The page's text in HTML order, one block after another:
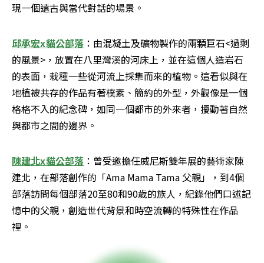
現一個遠古與當代對話的場景。
邱承宏x貓公部落 ：由混凝土及礦物製作的兩顆巨石<過剩
的風景>，放置在八里灣溪的河床上，並在這個人造岩石
的表面，栽種一些從河流上採集而來的植物。這看似與在
地植被共存的作品有著樸素、簡約的外型，外觀像是一個
格格不入的紀念碑，如同一個都市的外來者，擾動著自然
與都市之間的邊界。
陳建北x貓公部落 ：曾受邀擔任威尼斯雙年展的藝術家陳
建北，在部落創作的「Ama Mama Tama 父親」，到4個
部落訪問每個部落20至80和90歲的族人，紀錄他們口述記
憶中的父親，創造世代背景和時空流轉的特殊性在作品
裡。